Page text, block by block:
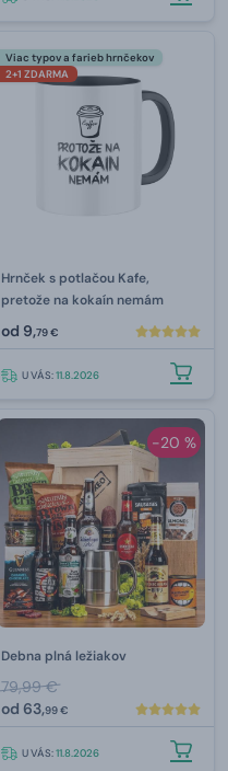
Viac typov a farieb hrnčekov
2+1 ZDARMA
Hrnček s potlačou Kafe,
pretože na kokaín nemám
od 9,79 €
U VÁS:11.8.2026
-20 %
Debna plná ležiakov
79,99 €
od 63,99 €
U VÁS:11.8.2026